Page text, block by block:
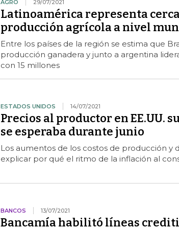
AGRO 29/07/2021
Latinoamérica representa cerca
producción agrícola a nivel
Entre los países de la región se estima que
producción ganadera y junto a argentina
con 15 millones
ESTADOS UNIDOS 14/07/2021
Precios al productor en EE.UU.
se esperaba durante junio
Los aumentos de los costos de producción y
explicar por qué el ritmo de la inflación al
BANCOS 13/07/2021
Bancamía habilitó líneas